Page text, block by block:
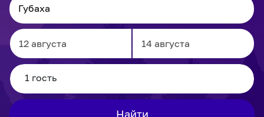
Navigate
forward
to
interact
Navigate
to
interact
Найти